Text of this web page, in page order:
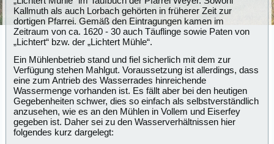
Kallmuth als auch Lorbach gehörten in früherer Zeit zur
dortigen Pfarrei. Gemäß den Eintragungen kamen im
Zeitraum von ca. 1620 - 30 auch Täuflinge sowie Paten von
„Lichtert“ bzw. der „Lichtert Mühle“.
Ein Mühlenbetrieb stand und fiel sicherlich mit dem zur
Verfügung stehen Mahlgut. Voraussetzung ist allerdings, dass
eine zum Antrieb des Wasserrades hinreichende
Wassermenge vorhanden ist. Es fällt aber bei den heutigen
Gegebenheiten schwer, dies so einfach als selbstverständlich
anzusehen, wie es an den Mühlen in Vollem und Eiserfey
gegeben ist. Daher sei zu den Wasserverhältnissen hier
folgendes kurz dargelegt: